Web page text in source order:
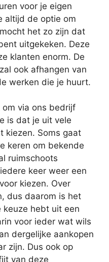
voor je eigen
altijd de optie om
het zo zijn dat
uitgekeken. Deze
klanten enorm. De
ook afhangen van
werken die je huurt.
om via ons bedrijf
is dat je uit vele
kiezen. Soms gaat
keren om bekende
ruimschoots
keer weer een
kiezen. Over
dus daarom is het
hebt uit een
voor ieder wat wils
dergelijke aankopen
zijn. Dus ook op
van deze